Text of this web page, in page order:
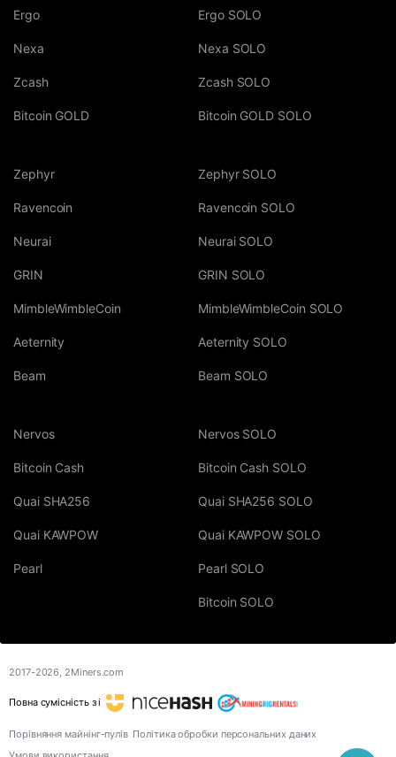
Ergo
Nexa
Zcash
Bitcoin GOLD
Ergo SOLO
Nexa SOLO
Zcash SOLO
Bitcoin GOLD SOLO
Zephyr
Ravencoin
Neurai
GRIN
MimbleWimbleCoin
Aeternity
Beam
Zephyr SOLO
Ravencoin SOLO
Neurai SOLO
GRIN SOLO
MimbleWimbleCoin SOLO
Aeternity SOLO
Beam SOLO
Nervos
Bitcoin Cash
Quai SHA256
Quai KAWPOW
Pearl
Nervos SOLO
Bitcoin Cash SOLO
Quai SHA256 SOLO
Quai KAWPOW SOLO
Pearl SOLO
Bitcoin SOLO
2017-2026, 2Miners.com
Повна сумісність з і
Порівняння майнінг-пулів Політика обробки персональних даних